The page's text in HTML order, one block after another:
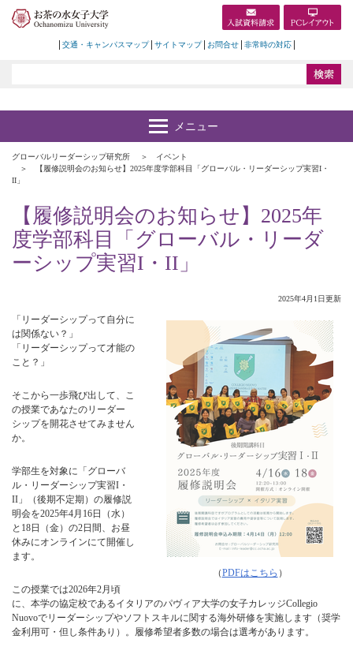
交通・キャンパスマップ サイトマップ お問合せ 非常時の対応
グローバルリーダーシップ研究所
イベント
【履修説明会のお知らせ】2025年度学部科目「グローバル・リーダーシップ実習I・
II」
【履修説明会のお知らせ】2025年
度学部科目「グローバル・リーダ
ーシップ実習I・II」
2025年4月1日更新
（PDFはこちら ）
「リーダーシップって自分に
は関係ない？」
「リーダーシップって才能の
こと？」
そこから一歩飛び出して、こ
の授業であなたのリーダー
シップを開花させてみません
か。
学部生を対象に「グローバ
ル・リーダーシップ実習I・
II」（後期不定期）の履修説
明会を2025年4月16日（水）
と18日（金）の2日間、お昼
休みにオンラインにて開催し
ます。
この授業では2026年2月頃
に、本学の協定校であるイタリアのパヴィア大学の女子カレッジCollegio
Nuovoでリーダーシップやソフトスキルに関する海外研修を実施します（奨学
金利用可・但し条件あり）。履修希望者多数の場合は選考があります。